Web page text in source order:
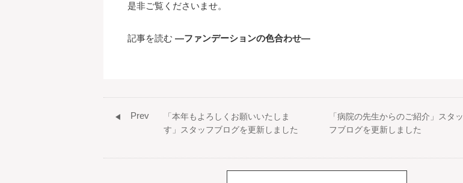
是非ご覧くださいませ。
記事を読む ―ファンデーションの色合わせ―
「本年もよろしくお願いいたしま
す」スタッフブログを更新しました
Prev
「病院の先生からのご紹介」スタッ
フブログを更新しました